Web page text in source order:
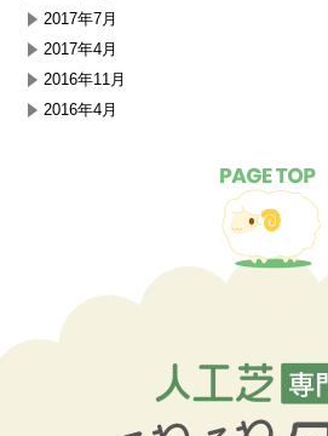
2017年7月
2017年4月
2016年11月
2016年4月